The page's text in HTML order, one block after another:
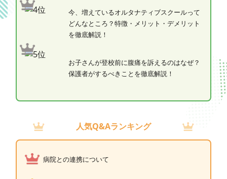
今、増えているオルタナティブスクールって
どんなところ？特徴・メリット・デメリット
を徹底解説！
お子さんが登校前に腹痛を訴えるのはなぜ？
保護者がするべきことを徹底解説！
人気Q&Aランキング
病院との連携について